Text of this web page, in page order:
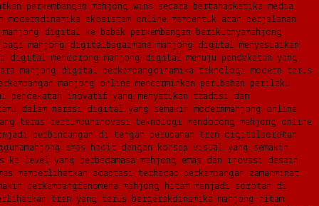
perkembangan mahjong wins secara bertahap ketika media
moderndinamika ekosistem online membentuk arah perjalanan
digital ke babak perkembangan berikutnyamahjong
bagi mahjong digital bagaimana mahjong digital menyesuaikan
digital mendorong mahjong digital menuju pendekatan yang
mahjong digital berkembangdinamika teknologi modern terus
mahjong online mencerminkan perubahan perilaku
pendekatan inovatif yang menyatukan tradisi dan
dalam narasi digital yang semakin modernmahjong online
terus bertumbuhinovasi teknologi mendorong mahjong online
perbincangan di tengah perubahan tren digitalsorotan
mahjong emas hadir dengan konsep visual yang semakin
ke level yang berbedamasa mahjong emas dan inovasi desain
memperlihatkan adaptasi terhadap perkembangan zamanminat
berkembangfenomena mahjong hitam menjadi sorotan di
tren yang terus bergerakdinamika mahjong hitam